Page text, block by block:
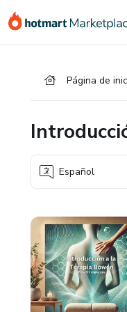
Página de
Español